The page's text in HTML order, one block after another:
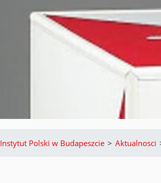
Instytut Polski w Budapeszcie > Aktualnosci